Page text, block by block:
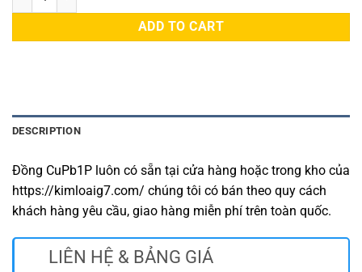
ADD TO CART
DESCRIPTION
Đồng CuPb1P luôn có sẵn tại cửa hàng hoặc trong kho của
https://kimloaig7.com/ chúng tôi có bán theo quy cách
khách hàng yêu cầu, giao hàng miễn phí trên toàn quốc.
LIÊN HỆ & BẢNG GIÁ